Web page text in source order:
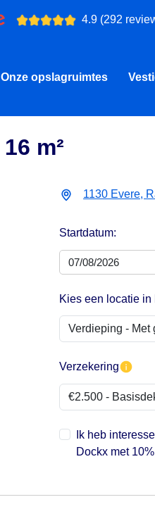
4.9 (292
Onze opslagruimtes
m²
1130 Evere,
Startdatum:
Kies een locatie in
Verzekering
Ik heb
Dockx met